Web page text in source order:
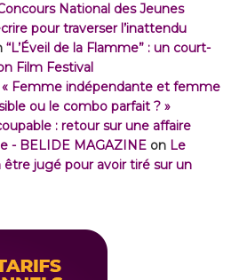
National des Jeunes
pour traverser l’inattendu
“L’Éveil de la Flamme” : un court-
Film Festival
« Femme indépendante et femme
ou le combo parfait ? »
: retour sur une affaire
- BELIDE MAGAZINE on Le
être jugé pour avoir tiré sur un